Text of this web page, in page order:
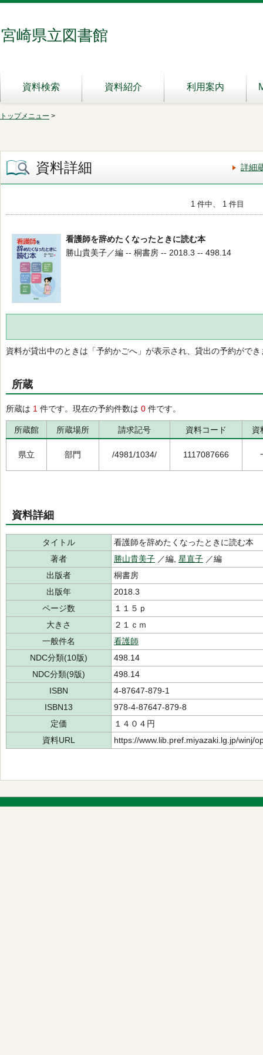
宮崎県立図書館
資料検索 資料紹介 利用案内
トップメニュー >
資料詳細 詳細
1 件中、 1 件目
看護師を辞めたくなったときに読む本
勝山貴美子／編 -- 桐書房 -- 2018.3 -- 498.14
資料が貸出中のときは「予約かごへ」が表示され、貸出の予約ができ
所蔵
所蔵は 1 件です。現在の予約件数は 0 件です。
所蔵館 所蔵場所 請求記号 資料コード 資
県立 部門 /4981/1034/ 1117087666
資料詳細
タイトル
看護師を辞めたくなったときに読む本
著者
勝山貴美子 ／編, 星直子 ／編
出版者
桐書房
出版年
2018.3
ページ数
１１５ｐ
大きさ
２１ｃｍ
一般件名
看護師
NDC分類(10版)
498.14
NDC分類(9版)
498.14
ISBN
4-87647-879-1
ISBN13
978-4-87647-879-8
定価
１４０４円
資料URL
https://www.lib.pref.miyazaki.lg.jp/winj/